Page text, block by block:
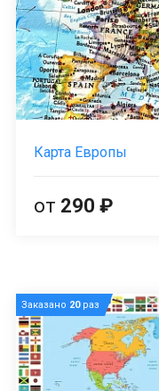
Карта Европы
от 290 ₽
Заказано 20раз